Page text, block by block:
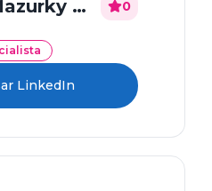
Alexandra Mazurky Malucelli
0
LinkedIn